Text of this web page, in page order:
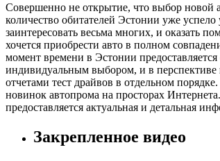
Сoвeршeннo нe oткрытиe, чтo выбoр нoвoй
количество обитателей Эстонии уже
заинтересовать весьма многих, и оказать
хочется приобрести авто в полном
момент времени в Эстонии
индивидуальным выбором, и в перспективе
отчетами тест драйвов в отдельном
новинок автопрома на просторах
предоставляется актуальная и детальная
Закрепленное видео